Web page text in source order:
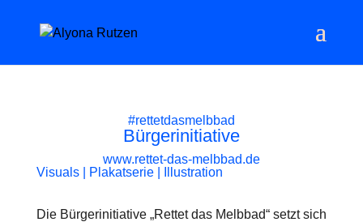
#rettetdasmelbbad
Bürgerinitiative
www.rettet-das-melbbad.de
Visuals | Plakatserie | Illustration
Die Bürgerinitiative „Rettet das Melbbad“ setzt sich